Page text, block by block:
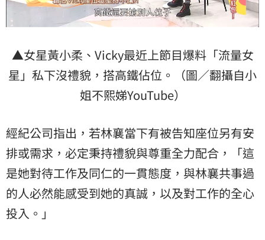
▲女星黃小柔、Vicky最近上節目爆料「流量女
星」私下沒禮貌，搭高鐵佔位。（圖／翻攝自小
姐不熙娣YouTube）
經紀公司指出，若林襄當下有被告知座位另有安
排或需求，必定秉持禮貌與尊重全力配合，「這
是她對待工作及同仁的一貫態度，與林襄共事過
的人必然能感受到她的真誠，以及對工作的全心
投入。」